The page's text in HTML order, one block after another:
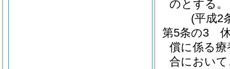
のとする。
(平成2
第5条の3
償に係る
合におい